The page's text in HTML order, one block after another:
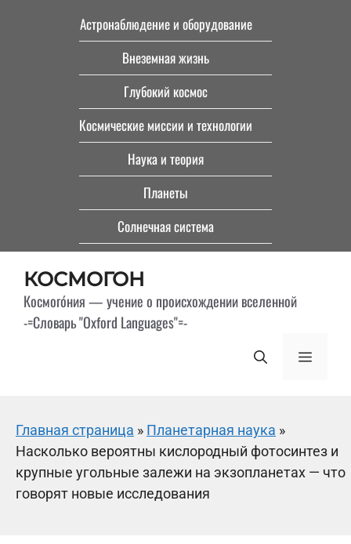
Астронаблюдение и оборудование
Внеземная жизнь
Глубокий космос
Космические миссии и технологии
Наука и теория
Планеты
Солнечная система
КОСМОГОН
Космого́ния — учение о происхождении вселенной
-=Словарь "Oxford Languages"=-
Меню
Главная страница » Планетарная наука »
Насколько вероятны кислородный фотосинтез и
крупные угольные залежи на экзопланетах — что
говорят новые исследования